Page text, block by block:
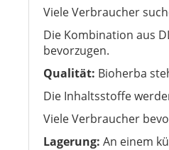
Viele Verbraucher
Die Kombination aus
bevorzugen.
Qualität: Bioherba
Die Inhaltsstoffe
Viele Verbraucher
Lagerung: An einem